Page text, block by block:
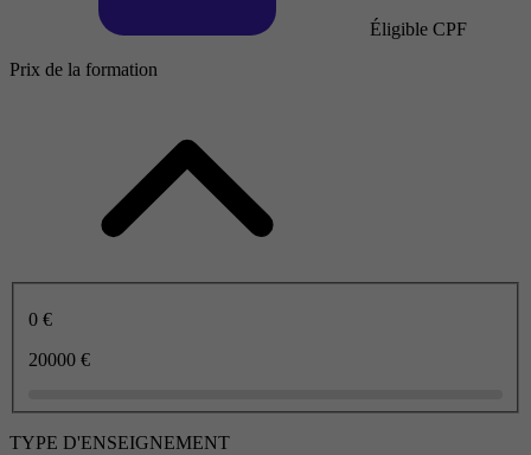
Éligible CPF
Prix de la formation
0 €
20000 €
TYPE D'ENSEIGNEMENT